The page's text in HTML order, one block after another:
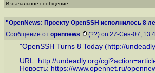
Изначальное сообщение
"OpenNews: Проекту OpenSSH исполнилось 8
Сообщение от opennews (??) on 27-Сен-07,
"OpenSSH Turns 8 Today (http://
URL: http://undeadly.org/
Новость: https://www.opennet.ru/